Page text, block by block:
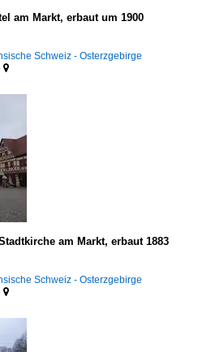
am Markt, erbaut um 1900
Schweiz - Osterzgebirge

am Markt, erbaut 1883
Schweiz - Osterzgebirge
